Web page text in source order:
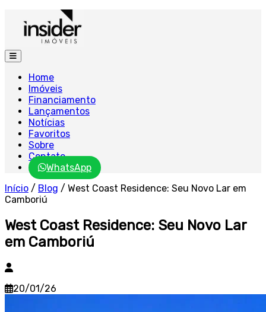
Home
Imóveis
Financiamento
Lançamentos
Notícias
Favoritos
Sobre
Contato
WhatsApp
Início / Blog / West Coast Residence: Seu Novo Lar em
Camboriú
West Coast Residence: Seu Novo Lar
em Camboriú
20/01/26